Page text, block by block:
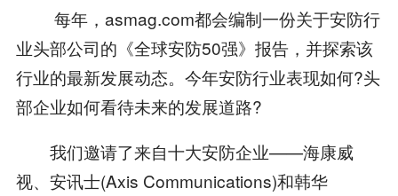
每年，asmag.com都会编制一份关于安防行
业头部公司的《全球安防50强》报告，并探索该
行业的最新发展动态。今年安防行业表现如何?头
部企业如何看待未来的发展道路?
我们邀请了来自十大安防企业——海康威
视、安讯士(Axis Communications)和韩华